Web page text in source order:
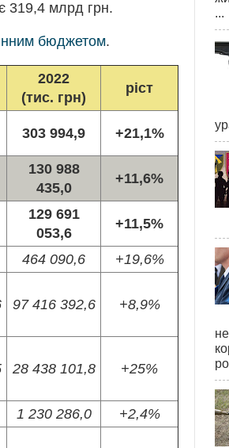
319,4 млрд грн.
бюджетом.
2022
(тис. грн)
ріст
303 994,9 +21,1%
130 988
435,0
+11,6%
129 691
053,6
+11,5%
464 090,6 +19,6%
97 416 392,6 +8,9%
28 438 101,8 +25%
1 230 286,0 +2,4%
...